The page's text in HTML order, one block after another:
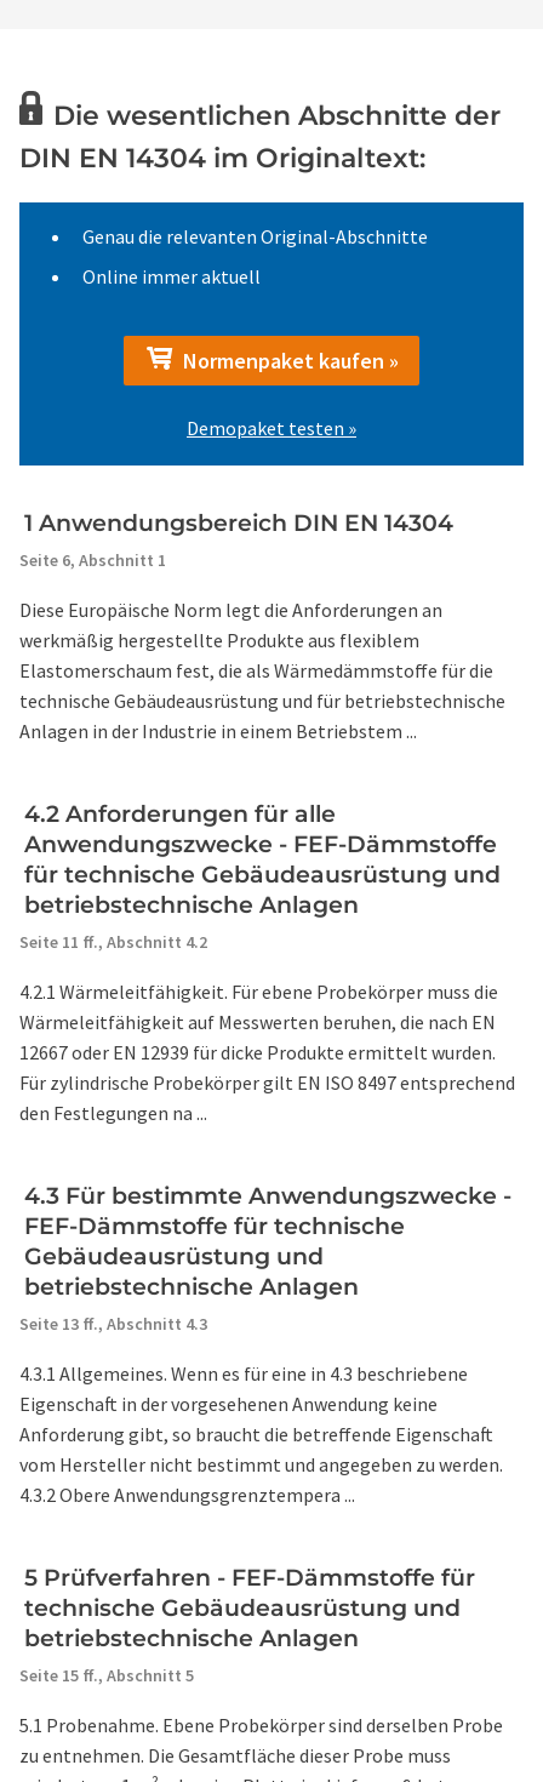
Die wesentlichen Abschnitte der
DIN EN 14304 im Originaltext:
Genau die relevanten Original-Abschnitte
Online immer aktuell
Normenpaket kaufen »
Demopaket testen »
1 Anwendungsbereich DIN EN 14304
Seite 6, Abschnitt 1
Diese Europäische Norm legt die Anforderungen an
werkmäßig hergestellte Produkte aus flexiblem
Elastomerschaum fest, die als Wärmedämmstoffe für die
technische Gebäudeausrüstung und für betriebstechnische
Anlagen in der Industrie in einem Betriebstem ...
4.2 Anforderungen für alle
Anwendungszwecke - FEF-Dämmstoffe
für technische Gebäudeausrüstung und
betriebstechnische Anlagen
Seite 11 ff., Abschnitt 4.2
4.2.1 Wärmeleitfähigkeit. Für ebene Probekörper muss die
Wärmeleitfähigkeit auf Messwerten beruhen, die nach EN
12667 oder EN 12939 für dicke Produkte ermittelt wurden.
Für zylindrische Probekörper gilt EN ISO 8497 entsprechend
den Festlegungen na ...
4.3 Für bestimmte Anwendungszwecke -
FEF-Dämmstoffe für technische
Gebäudeausrüstung und
betriebstechnische Anlagen
Seite 13 ff., Abschnitt 4.3
4.3.1 Allgemeines. Wenn es für eine in 4.3 beschriebene
Eigenschaft in der vorgesehenen Anwendung keine
Anforderung gibt, so braucht die betreffende Eigenschaft
vom Hersteller nicht bestimmt und angegeben zu werden.
4.3.2 Obere Anwendungsgrenztempera ...
5 Prüfverfahren - FEF-Dämmstoffe für
technische Gebäudeausrüstung und
betriebstechnische Anlagen
Seite 15 ff., Abschnitt 5
5.1 Probenahme. Ebene Probekörper sind derselben Probe
zu entnehmen. Die Gesamtfläche dieser Probe muss